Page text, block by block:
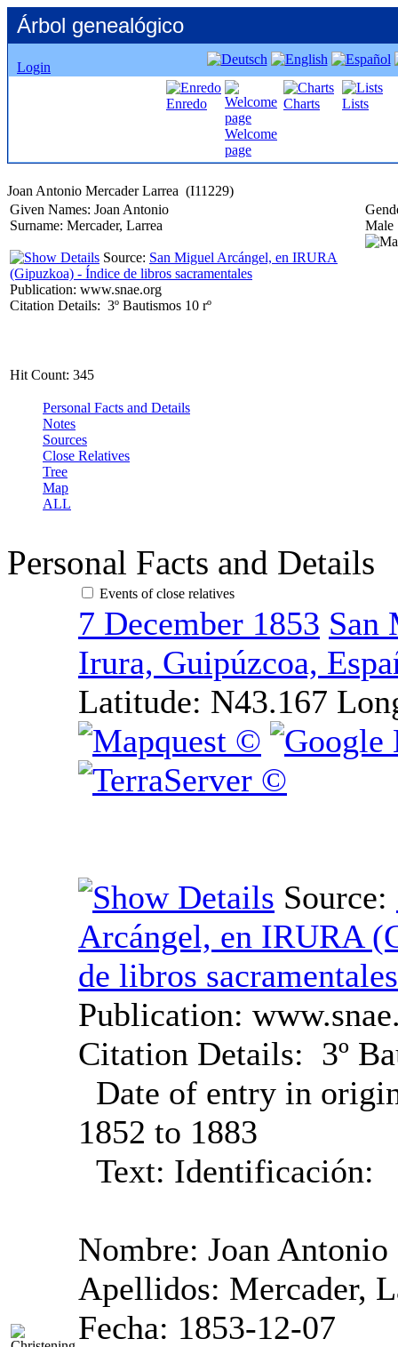
Árbol genealógico
Login
Enredo
Welcome
page
Charts Lists
Given Names: Joan Antonio
Surname: Mercader, Larrea
Source: San Miguel Arcángel, en IRURA
‏(Gipuzkoa)‏ - Índice de libros sacramentales
Publication: www.snae.org
Citation Details: 3º Bautismos 10 rº
Male
Hit Count: 345
Personal Facts and Details
Notes
Sources
Close Relatives
Tree
Map
ALL
Personal Facts and Details
Events of close relatives
7 December 1853 San
Irura, Guipúzcoa,
Latitude: N43.167
Source:
Arcángel, en IRURA ‏(Gipuzkoa)‏ - Índice
de libros sacramentales
Publication:
Citation Details: 3º
Date of entry in
1852 to 1883
Text: Identificación:
Nombre: Joan Antonio
Apellidos: Mercader,
Fecha: 1853-12-07